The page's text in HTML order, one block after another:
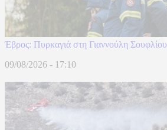
Έβρος: Πυρκαγιά στη Γιαννούλη Σουφλίου
09/08/2026 - 17:10